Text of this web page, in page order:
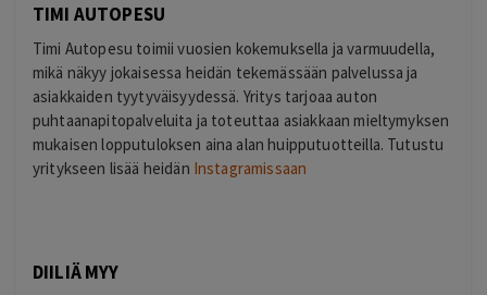
TIMI AUTOPESU
Timi Autopesu toimii vuosien kokemuksella ja varmuudella,
mikä näkyy jokaisessa heidän tekemässään palvelussa ja
asiakkaiden tyytyväisyydessä. Yritys tarjoaa auton
puhtaanapitopalveluita ja toteuttaa asiakkaan mieltymyksen
mukaisen lopputuloksen aina alan huipputuotteilla. Tutustu
yritykseen lisää heidän Instagramissaan
DIILIÄ MYY